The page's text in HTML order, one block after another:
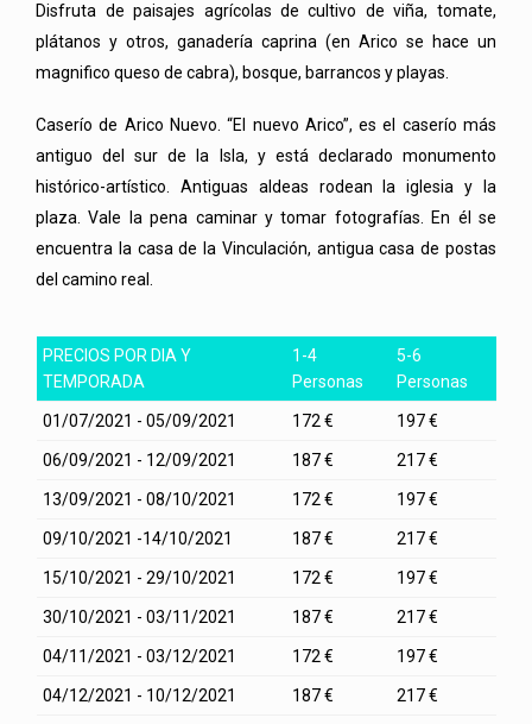
Disfruta de paisajes agrícolas de cultivo de viña, tomate,
plátanos y otros, ganadería caprina (en Arico se hace un
magnifico queso de cabra), bosque, barrancos y playas.
Caserío de Arico Nuevo. “El nuevo Arico”, es el caserío más
antiguo del sur de la Isla, y está declarado monumento
histórico-artístico. Antiguas aldeas rodean la iglesia y la
plaza. Vale la pena caminar y tomar fotografías. En él se
encuentra la casa de la Vinculación, antigua casa de postas
del camino real.
PRECIOS POR DIA Y
TEMPORADA
1-4
Personas
5-6
Personas
01/07/2021 - 05/09/2021 172 € 197 €
06/09/2021 - 12/09/2021 187 € 217 €
13/09/2021 - 08/10/2021 172 € 197 €
09/10/2021 -14/10/2021 187 € 217 €
15/10/2021 - 29/10/2021 172 € 197 €
30/10/2021 - 03/11/2021 187 € 217 €
04/11/2021 - 03/12/2021 172 € 197 €
04/12/2021 - 10/12/2021 187 € 217 €